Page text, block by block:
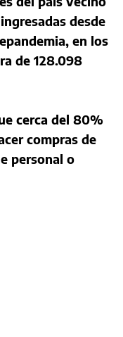
desde
en los
de 128.098
cerca del 80%
compras de
personal o